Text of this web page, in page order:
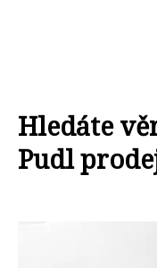
Hledáte
Pudl